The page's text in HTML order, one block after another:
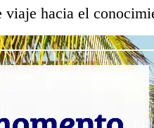
viaje hacia el